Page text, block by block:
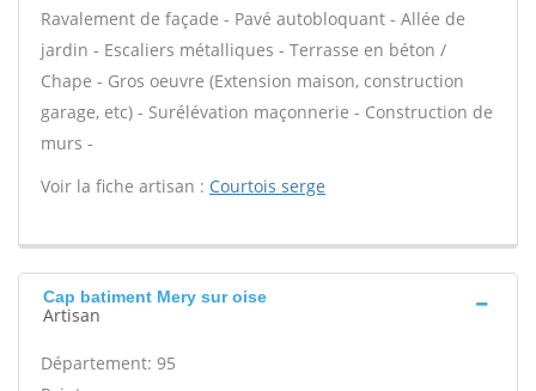
Ravalement de façade - Pavé autobloquant - Allée de
jardin - Escaliers métalliques - Terrasse en béton /
Chape - Gros oeuvre (Extension maison, construction
garage, etc) - Surélévation maçonnerie - Construction de
murs -
Voir la fiche artisan : Courtois serge
Cap batiment Mery sur oise
Artisan
Département: 95